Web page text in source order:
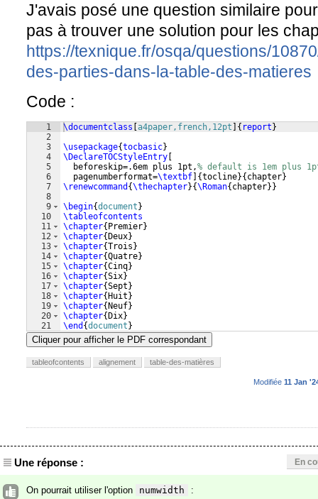
J'avais posé une question similaire
pas à trouver une solution pour les
https://texnique.fr/osqa/questions/
des-parties-dans-la-table-des-matieres
Code :
1
2
3
4
5
6
7
8
9
10
11
12
13
14
15
16
17
18
19
20
21
\documentclass a4paper,french,12pt { report }
\usepackage{tocbasic}
\DeclareTOCStyleEntry
  beforeskip=.6em plus 1pt,
% default is 1em plus
  pagenumberformat=
\textbf {tocline}{ chapter}
\renewcommand {\thechapter}{\Roman{ chapter}}
\begin{document }
\tableofcontents
\chapter{ Premier}
\chapter{ Deux}
\chapter{Trois }
\chapter{Quatre}
\chapter{Cinq}
\chapter{Six}
\chapter{Sept }
\chapter{ Huit }
\chapter{ Neuf}
\chapter{ Dix}
\end {document }
Cliquer pour afficher le PDF correspondant
tableofcontents alignement table-des-matières
Modifiée 11 Jan
Une réponse : En
On pourrait utiliser l'option numwidth :